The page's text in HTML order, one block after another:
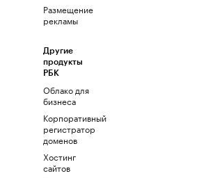
Размещение
рекламы
Другие
продукты
РБК
Облако для
бизнеса
Корпоративный
регистратор
доменов
Хостинг
сайтов